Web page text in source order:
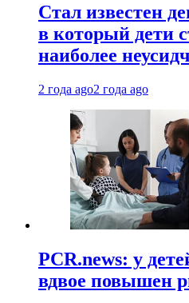
Стал известен
в который дети
наиболее
2 года ago2 года ago
PCR.news: у
вдвое повышен